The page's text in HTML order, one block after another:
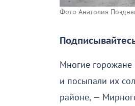
Фото Анатолия
Многие горожане
и посыпали их
районе, —